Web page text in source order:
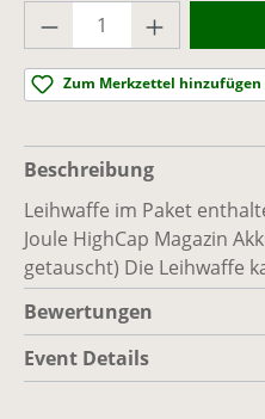
Sa., 29.08.26,
Area-M|
Simmer/WW
Ausreichend
Sa., 05.09.26,
Area-M
Simmer/WW
Ausreichend
Sa., 12.09.26,
Area-M|
Simmer/WW
Produkt Anzahl:
Zum Merkzettel hinzufügen
Beschreibung
Leihwaffe im Paket
Joule HighCap Magazin
getauscht) Die Leihwaffe
Bewertungen
Event Details